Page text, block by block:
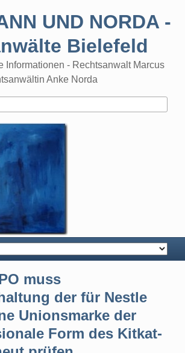
UND NORDA -
Bielefeld
Informationen - Rechtsanwalt Marcus
Anke Norda
muss
der für Nestle
Unionsmarke der
Form des Kitkat-